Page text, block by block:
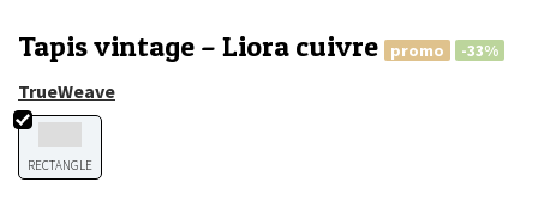
Tapis vintage – Liora cuivre promo -33%
TrueWeave
RECTANGLE